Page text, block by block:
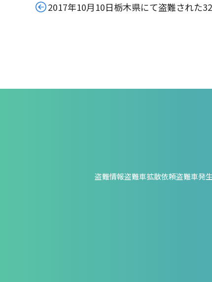
2017年10月10日栃木県にて盗難された
盗難情報盗難車拡散依頼盗難車発